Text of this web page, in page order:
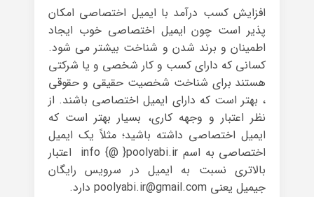
افزایش کسب درآمد با ایمیل اختصاصی امکان
پذیر است چون ایمیل اختصاصی خوب ایجاد
اطمینان و برند شدن و شناخت بیشتر می شود.
کسانی که دارای کسب و کار شخصی و یا شرکتی
هستند برای شناخت شخصیت حقیقی و حقوقی
، بهتر است که دارای ایمیل اختصاصی باشند. از
نظر اعتبار و وجهه کاری، بسیار بهتر است که
ایمیل اختصاصی داشته باشید؛ مثلاً یک ایمیل
اختصاصی به اسم info {@ }poolyabi.ir اعتبار
بالاتری نسبت به ایمیل در سرویس رایگان
جیمیل یعنی poolyabi.ir@gmail.com دارد.